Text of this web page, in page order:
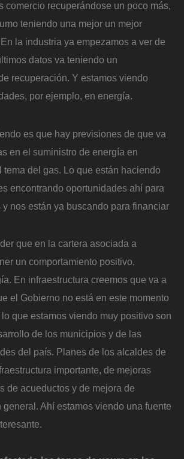
comercio recuperándose un poco más,
teniendo una mejor un mejor
la industria ya empezamos a ver de
datos va teniendo un
recuperación. Y estamos viendo
por ejemplo, en energía.
es que hay previsiones de que va
en el suministro de energía en
tema del gas. Lo que están haciendo
encontrando oportunidades ahí para
y nos están ya buscando para financiar
que en la cartera asociada a
un comportamiento positivo,
En infraestructura creemos que va a
el Gobierno no está en este momento
que estamos viendo muy positivo son
de los municipios y de las
del país. Planes de los alcaldes de
importante, de mejoras
de acueductos y de mejora de
general. Ahí estamos viendo una fuente